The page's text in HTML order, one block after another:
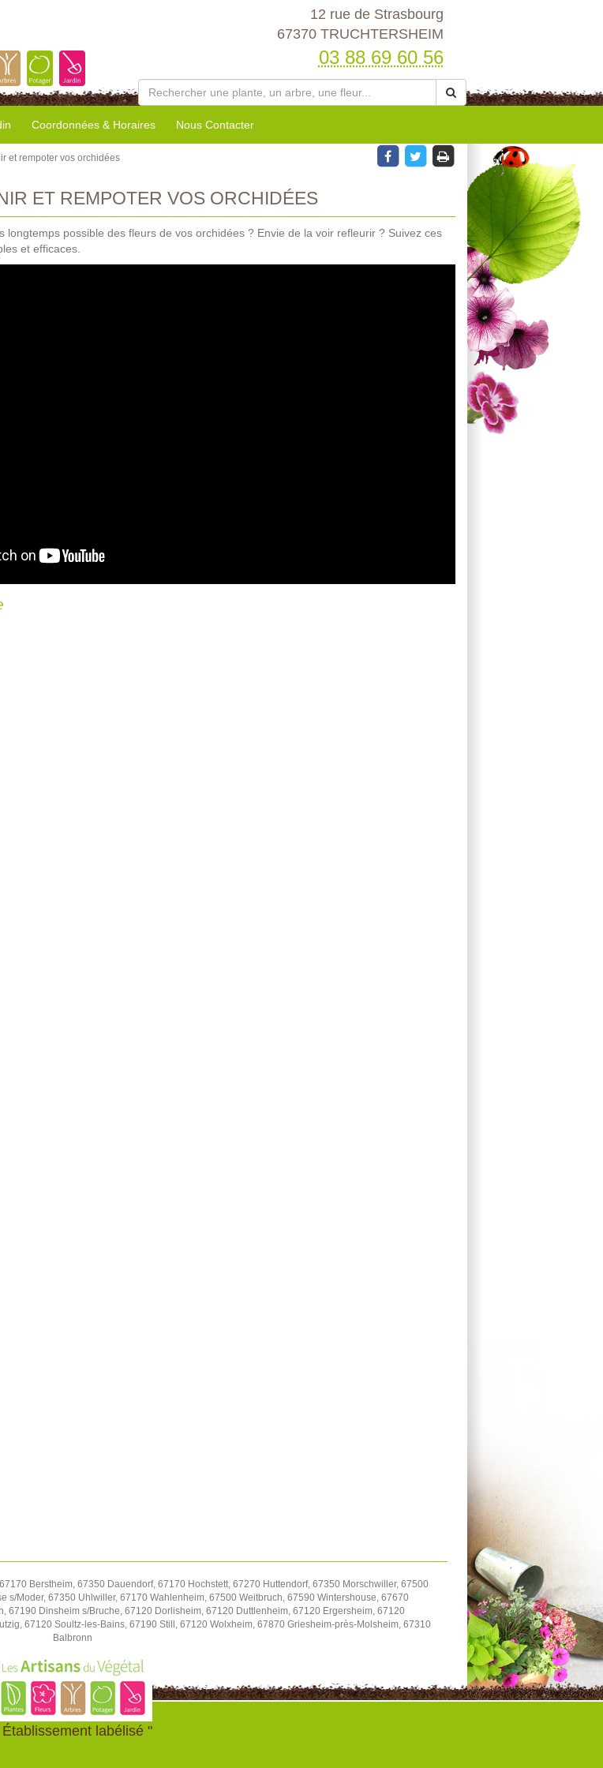
12 rue de Strasbourg
67370 TRUCHTERSHEIM
03 88 69 60 56
Coordonnées & Horaires Nous Contacter
et rempoter vos orchidées
ET REMPOTER VOS ORCHIDÉES
longtemps possible des fleurs de vos orchidées ? Envie de la voir refleurir ? Suivez ces
et efficaces.
Berstheim, 67350 Dauendorf, 67170 Hochstett, 67270 Huttendorf, 67350 Morschwiller, 67500
s/Moder, 67350 Uhlwiller, 67170 Wahlenheim, 67500 Weitbruch, 67590 Wintershouse, 67670
67190 Dinsheim s/Bruche, 67120 Dorlisheim, 67120 Duttlenheim, 67120 Ergersheim, 67120
67120 Soultz-les-Bains, 67190 Still, 67120 Wolxheim, 67870 Griesheim-près-Molsheim, 67310
Balbronn
Établissement labélisé "